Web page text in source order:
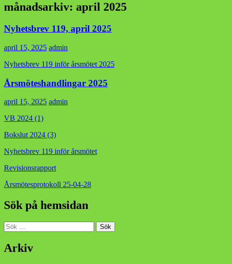
månadsarkiv: april 2025
Nyhetsbrev 119, april 2025
april 15, 2025 admin
Nyhetsbrev 119 inför årsmötet 2025
Årsmöteshandlingar 2025
april 15, 2025 admin
VB 2024 (1)
Bokslut 2024 (3)
Nyhetsbrev 119 inför årsmötet
Revisionsrapport
Årsmötesprotokoll 25-04-28
Sök på hemsidan
Sök
efter:
Arkiv